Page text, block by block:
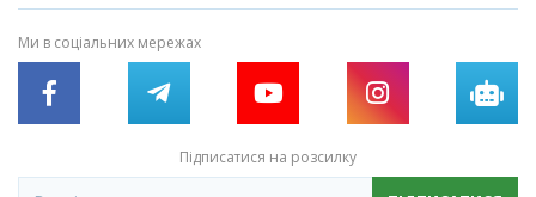
Ми в соціальних мережах
Підписатися на розсилку